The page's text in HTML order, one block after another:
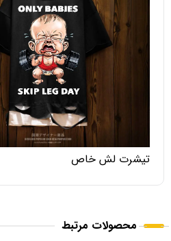
تیشرت لش خاص
محصولات مرتبط